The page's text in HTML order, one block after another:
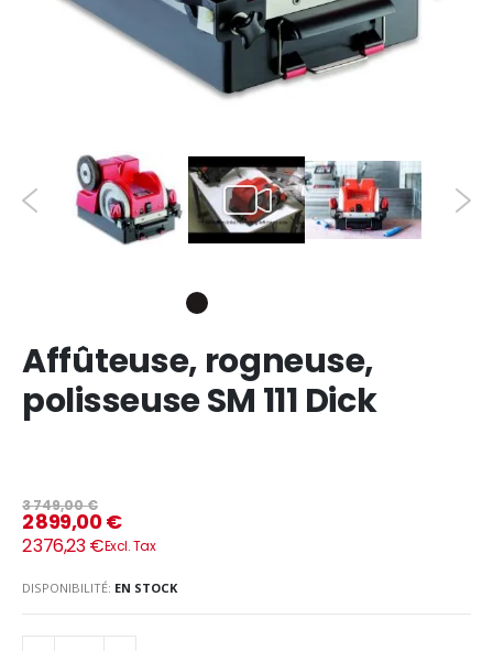
Affûteuse, rogneuse,
polisseuse SM 111 Dick
3 749,00 €
2 899,00 €
2 376,23 €
DISPONIBILITÉ: EN STOCK